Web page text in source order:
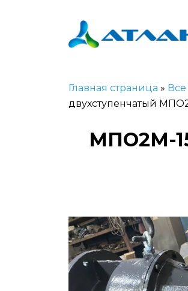
Главная страница » Все
двухступенчатый
МПО2М-